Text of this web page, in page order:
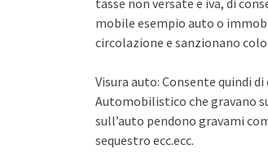
tasse non versate e iva, di
mobile esempio auto o
circolazione e sanzionano
Visura auto: Consente quindi
Automobilistico che gravano
sull’auto pendono gravami
sequestro ecc.ecc.